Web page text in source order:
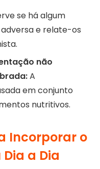
se há algum
e relate-os
não
A
em conjunto
nutritivos.
Incorporar o
a Dia